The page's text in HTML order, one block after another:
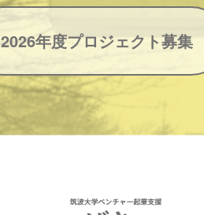
2026年度プロジェクト募集